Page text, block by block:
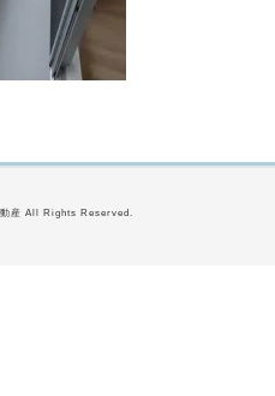
産 All Rights Reserved.